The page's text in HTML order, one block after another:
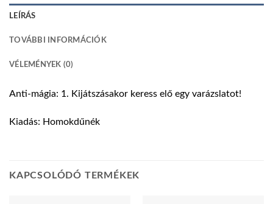
LEÍRÁS
TOVÁBBI INFORMÁCIÓK
VÉLEMÉNYEK (0)
Anti-mágia: 1. Kijátszásakor keress elő egy varázslatot!
Kiadás: Homokdűnék
KAPCSOLÓDÓ TERMÉKEK